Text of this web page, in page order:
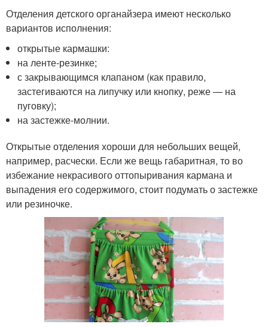
Отделения детского органайзера имеют несколько
вариантов исполнения:
открытые кармашки:
на ленте-резинке;
с закрывающимся клапаном (как правило,
застегиваются на липучку или кнопку, реже — на
пуговку);
на застежке-молнии.
Открытые отделения хороши для небольших вещей,
например, расчески. Если же вещь габаритная, то во
избежание некрасивого оттопыривания кармана и
выпадения его содержимого, стоит подумать о застежке
или резиночке.